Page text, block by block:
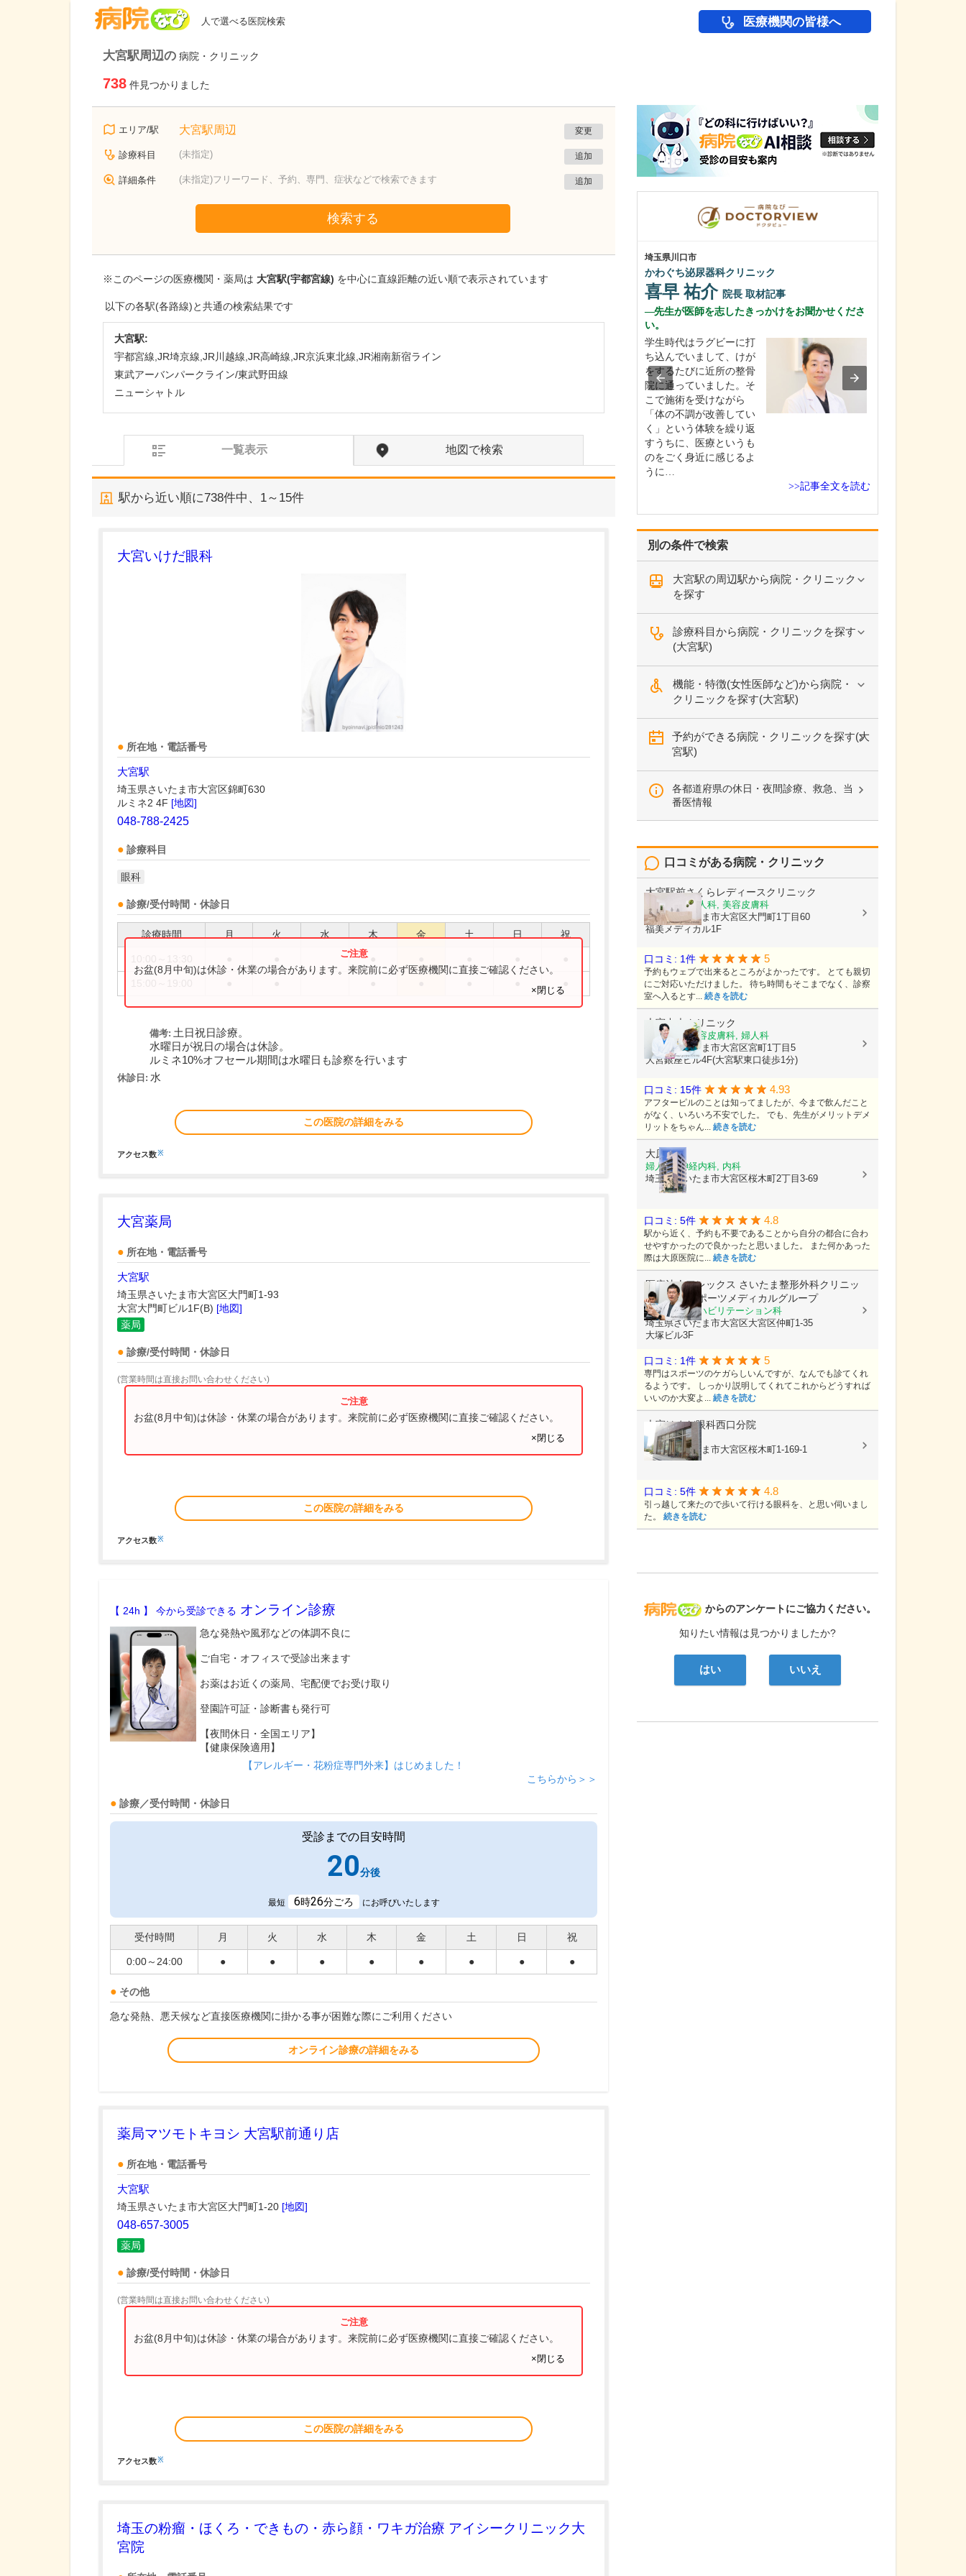
人で選べる医院検索 医療機関の皆様へ
大宮駅周辺の 病院・クリニック
738 件見つかりました
エリア/駅 大宮駅周辺 変更
診療科目 (未指定) 追加
詳細条件 (未指定)フリーワード、予約、専門、症状などで検索できます 追加
検索する
※このページの医療機関・薬局は 大宮駅(宇都宮線) を中心に直線距離の近い順で表示されています
以下の各駅(各路線)と共通の検索結果です
大宮駅:
宇都宮線,JR埼京線,JR川越線,JR高崎線,JR京浜東北線,JR湘南新宿ライン
東武アーバンパークライン/東武野田線
ニューシャトル
一覧表示 地図で検索
駅から近い順に738件中、 1～15件
大宮いけだ眼科
所在地・電話番号
大宮駅
埼玉県さいたま市大宮区錦町630
ルミネ2 4F [地図]
048-788-2425
診療科目
眼科
診療/受付時間・休診日
診療時間 月 火 水 木 金 土 日 祝
お盆(8月中旬)は休診・休業の場合があります。来院前に必ず医療機関に直接ご確認ください。
×閉じる
備考: 土日祝日診療。
水曜日が祝日の場合は休診。
ルミネ10%オフセール期間は水曜日も診察を行います
休診日: 水
この医院の詳細をみる
アクセス数※
大宮薬局
所在地・電話番号
大宮駅
埼玉県さいたま市大宮区大門町1-93
大宮大門町ビル1F(B) [地図]
薬局
診療/受付時間・休診日
(営業時間は直接お問い合わせください)
お盆(8月中旬)は休診・休業の場合があります。来院前に必ず医療機関に直接ご確認ください。
×閉じる
この医院の詳細をみる
アクセス数※
【 24h 】 今から受診できる オンライン診療
急な発熱や風邪などの体調不良に
ご自宅・オフィスで受診出来ます
お薬はお近くの薬局、宅配便でお受け取り
登園許可証・診断書も発行可
【夜間休日・全国エリア】
【健康保険適用】
【アレルギー・花粉症専門外来】はじめました！
こちらから＞＞
診療／受付時間・休診日
受診までの目安時間
20分後
最短 6時26分ごろ にお呼びいたします
受付時間 月 火 水 木 金 土 日 祝
0:00～24:00 ● ● ● ● ● ● ● ●
その他
急な発熱、悪天候など直接医療機関に掛かる事が困難な際にご利用ください
オンライン診療の詳細をみる
薬局マツモトキヨシ 大宮駅前通り店
所在地・電話番号
大宮駅
埼玉県さいたま市大宮区大門町1-20 [地図]
048-657-3005
薬局
診療/受付時間・休診日
(営業時間は直接お問い合わせください)
お盆(8月中旬)は休診・休業の場合があります。来院前に必ず医療機関に直接ご確認ください。
×閉じる
この医院の詳細をみる
アクセス数※
埼玉の粉瘤・ほくろ・できもの・赤ら顔・ワキガ治療 アイシークリニック大
宮院
別の条件で検索
大宮駅の周辺駅から病院・クリニック
を探す
診療科目から病院・クリニックを探す
(大宮駅)
機能・特徴(女性医師など)から病院・
クリニックを探す(大宮駅)
予約ができる病院・クリニックを探す(大
宮駅)
各都道府県の休日・夜間診療、救急、当
番医情報
病院なび
からのアンケートにご協力ください。
知りたい情報は見つかりましたか?
はい いいえ
口コミがある病院・クリニック
大宮駅前さくらレディースクリニック
産婦人科, 婦人科, 美容皮膚科
埼玉県さいたま市大宮区大門町1丁目60
福美メディカル1F
口コミ: 1件 5
予約もウェブで出来るところがよかったです。 とても親切
にご対応いただけました。 待ち時間もそこまでなく、診察
室へ入るとす... 続きを読む
大宮中央クリニック
美容外科, 美容皮膚科, 婦人科
埼玉県さいたま市大宮区宮町1丁目5
大宮銀座ビル4F(大宮駅東口徒歩1分)
口コミ: 15件 4.93
アフターピルのことは知ってましたが、今まで飲んだこと
がなく、いろいろ不安でした。 でも、先生がメリットデメ
リットをちゃん... 続きを読む
大原医院
婦人科, 神経内科, 内科
埼玉県さいたま市大宮区桜木町2丁目3-69
口コミ: 5件 4.8
駅から近く、予約も不要であることから自分の都合に合わ
せやすかったので良かったと思いました。 また何かあった
際は大原医院に... 続きを読む
医療法人アレックス さいたま整形外科クリニッ
ク AR-Exスポーツメディカルグループ
整形外科, リハビリテーション科
埼玉県さいたま市大宮区大宮区仲町1-35
大塚ビル3F
口コミ: 1件 5
専門はスポーツのケガらしいんですが、なんでも診てくれ
るようです。 しっかり説明してくれてこれからどうすれば
いいのか大変よ... 続きを読む
大宮はまだ眼科西口分院
眼科
埼玉県さいたま市大宮区桜木町1-169-1
口コミ: 5件 4.8
引っ越して来たので歩いて行ける眼科を、と思い伺いまし
た。 続きを読む
埼玉県東松山市
青山メディカルクリニック
何より大切にしているの
は、患者さんのお話を丁
す。そのつらさに寄り添
いながら、触診を含めた
細やかな診察を行い、レ
ント…
埼玉県川口市
かわぐち泌尿器科クリニック
喜早 祐介 院長 取材記事
先生が医師を志したきっかけをお聞かせくださ
い。
学生時代はラグビーに打
ち込んでいまして、けが
をするたびに近所の整骨
院に通っていました。そ
こで施術を受けながら
「体の不調が改善してい
く」という体験を繰り返
すうちに、医療というも
のをごく身近に感じるよ
うに…
>>記事全文を読む